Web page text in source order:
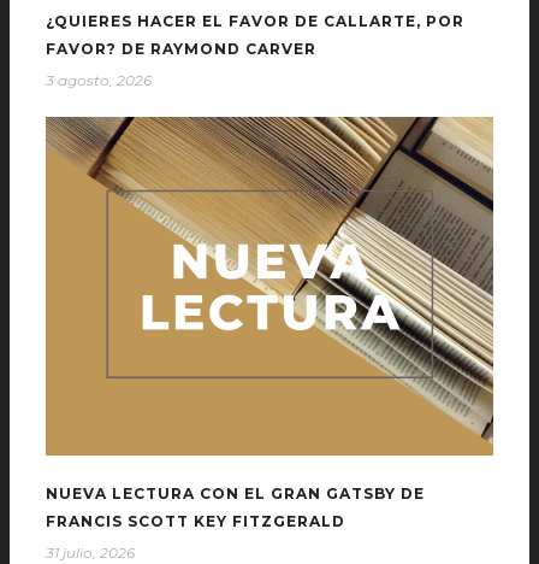
¿QUIERES HACER EL FAVOR DE CALLARTE, POR
FAVOR? DE RAYMOND CARVER
3 agosto, 2026
NUEVA LECTURA CON EL GRAN GATSBY DE
FRANCIS SCOTT KEY FITZGERALD
31 julio, 2026